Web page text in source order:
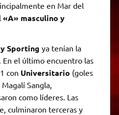
en Mar del
«A» masculino y
Sporting ya tenían la
En el último encuentro las
con Universitario (goles
Sangla,
como líderes. Las
culminaron terceras y